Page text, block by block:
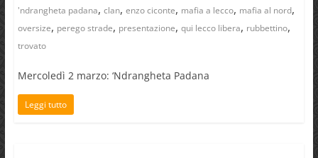
'ndrangheta padana, clan, enzo ciconte, mafia a lecco, mafia al nord,
oversize, perego strade, presentazione, qui lecco libera, rubbettino,
trovato
Mercoledì 2 marzo: ‘Ndrangheta Padana
Leggi tutto